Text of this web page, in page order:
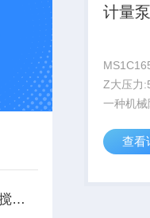
哪些方式可以校准电动液体搅拌机
计量泵
MS1C165B Z大流量
Z大压力
一种机
端：查看